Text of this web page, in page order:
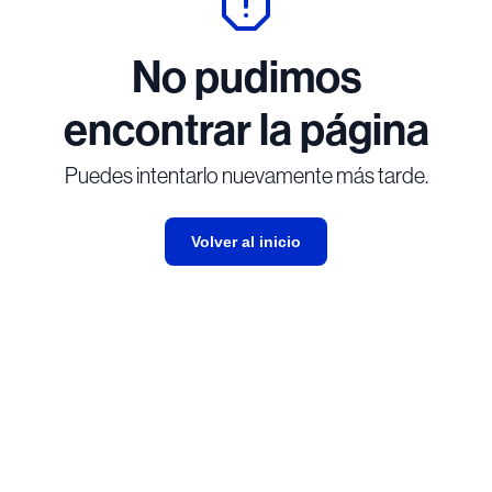
No pudimos
encontrar la página
Puedes intentarlo nuevamente más tarde.
Volver al inicio